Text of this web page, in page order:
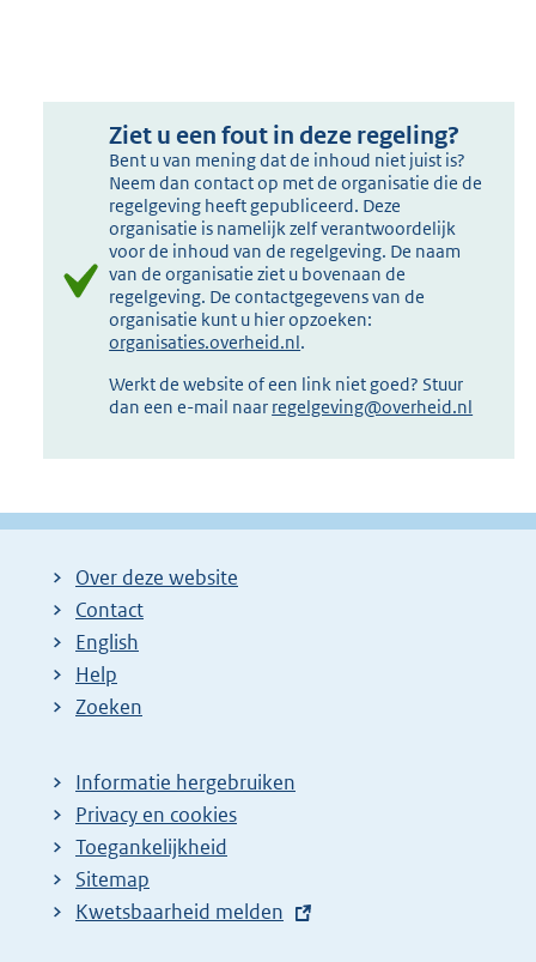
Ziet u een fout in deze regeling?
Bent u van mening dat de inhoud niet juist is?
Neem dan contact op met de organisatie die de
regelgeving heeft gepubliceerd. Deze
organisatie is namelijk zelf verantwoordelijk
voor de inhoud van de regelgeving. De naam
van de organisatie ziet u bovenaan de
regelgeving. De contactgegevens van de
organisatie kunt u hier opzoeken:
organisaties.overheid.nl.
Werkt de website of een link niet goed? Stuur
dan een e-mail naar regelgeving@overheid.nl
Over deze website
Contact
English
Help
Zoeken
Informatie hergebruiken
Privacy en cookies
Toegankelijkheid
Sitemap
E
Kwetsbaarheid melden